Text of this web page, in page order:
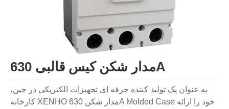
مدار شکن کیس قالبی 630A
به عنوان یک تولید کننده حرفه ای تجهیزات الکتریکی در چین،
کارخانه XENHO مدار شکن 630A Molded Case خود را ارائه